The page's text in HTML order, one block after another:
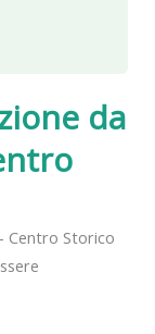
da
Centro Storico